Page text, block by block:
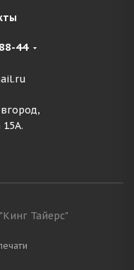
44
15А.
Тайерс"